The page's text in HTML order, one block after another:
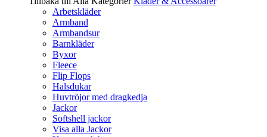
Arbetskläder
Armband
Armbandsur
Barnkläder
Byxor
Fleece
Flip Flops
Halsdukar
Huvtröjor med dragkedja
Jackor
Softshell jackor
Visa alla Jackor